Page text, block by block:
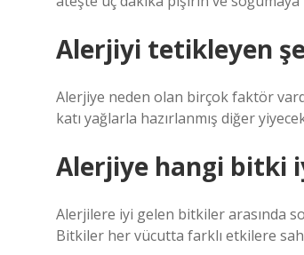
Alerjiyi tetikleyen
Alerjiye neden olan birçok faktör
katı yağlarla hazırlanmış diğer
Alerjiye hangi bitki
Alerjilere iyi gelen bitkiler arasında
Bitkiler her vücutta farklı etkilere